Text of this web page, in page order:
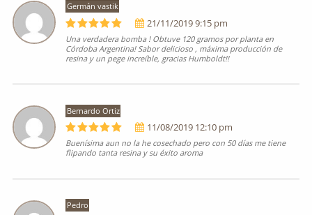
Germán vastik
21/11/2019 9:15 pm
Una verdadera bomba ! Obtuve 120 gramos por planta en
Córdoba Argentina! Sabor delicioso , máxima producción de
resina y un pege increíble, gracias Humboldt!!
Bernardo Ortiz
11/08/2019 12:10 pm
Buenísima aun no la he cosechado pero con 50 días me tiene
flipando tanta resina y su éxito aroma
Pedro